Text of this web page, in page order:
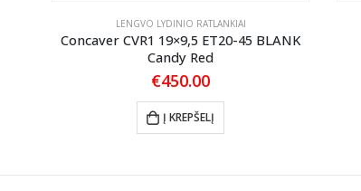
LENGVO LYDINIO RATLANKIAI
Concaver CVR1 19×9,5 ET20-45 BLANK
Candy Red
€450.00
Į KREPŠELĮ